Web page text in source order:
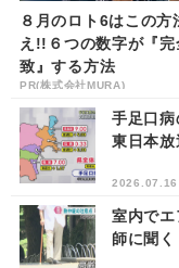
８月のロト6はこの方
え!!６つの数字が『完
致』する方法
PR(株式会社MURA)
手足口
東日本放
2026.07.16
室内で
師に聞